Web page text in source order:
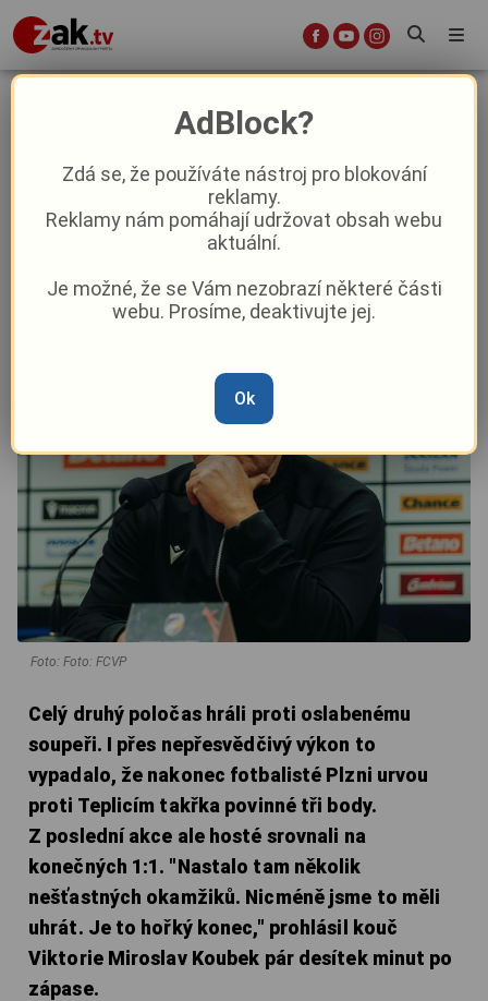
Hořký konec, neskrýval zklamání
po vyrovnání Teplice last minute
kouč Koubek
Sport
Marie Osvaldová –6. 12. 2024|08:49
Foto: Foto: FCVP
Celý druhý poločas hráli proti oslabenému
soupeři. I přes nepřesvědčivý výkon to
vypadalo, že nakonec fotbalisté Plzni urvou
proti Teplicím takřka povinné tři body.
Z poslední akce ale hosté srovnali na
konečných 1:1. "Nastalo tam několik
nešťastných okamžiků. Nicméně jsme to měli
uhrát. Je to hořký konec," prohlásil kouč
Viktorie Miroslav Koubek pár desítek minut po
zápase.
AdBlock?
Zdá se, že používáte nástroj pro blokování
reklamy.
Reklamy nám pomáhají udržovat obsah webu
aktuální.
Je možné, že se Vám nezobrazí některé části
webu. Prosíme, deaktivujte jej.
Ok